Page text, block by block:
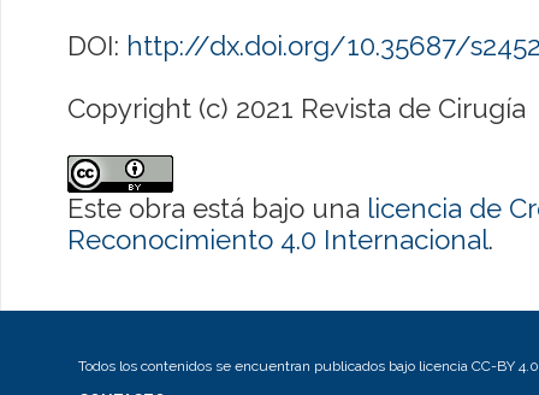
DOI: http://dx.doi.org/10.35687/
Copyright (c) 2021 Revista de Cirugía
Este obra está bajo una licencia de
Reconocimiento 4.0 Internacional.
Todos los contenidos se encuentran publicados bajo licencia CC-BY 4.0